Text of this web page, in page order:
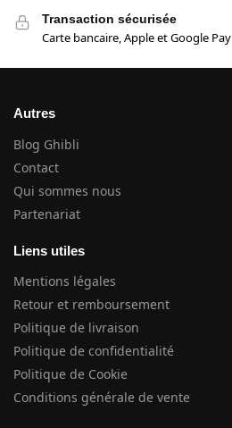
Transaction sécurisée
Carte bancaire, Apple et Google Pay
Autres
Blog Ghibli
Contact
Qui sommes nous
Partenariat
Liens utiles
Mentions légales
Retour et remboursement
Politique de livraison
Politique de confidentialité
Politique de Cookie
Conditions générale de vente